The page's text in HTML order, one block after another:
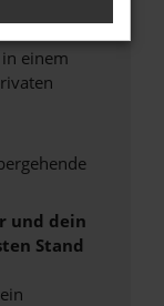
einem
und dein
Stand